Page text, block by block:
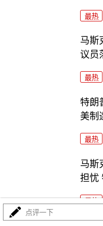
最热
马斯
议员
最热
特朗
美制
最热
马斯
担忧
点评一下